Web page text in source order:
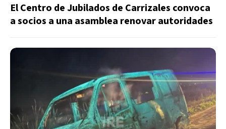
El Centro de Jubilados de Carrizales convoca
a socios a una asamblea renovar autoridades